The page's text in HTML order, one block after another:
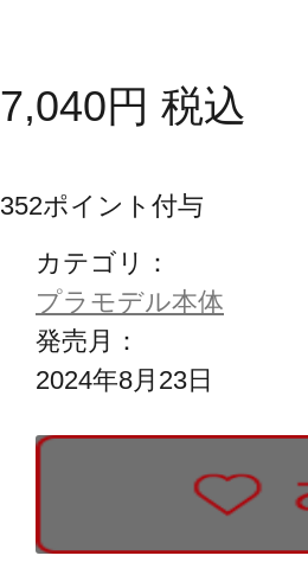
7,040円 税込
352ポイント付与
カテゴリ：
プラモデル本体
発売月：
2024年8月23日